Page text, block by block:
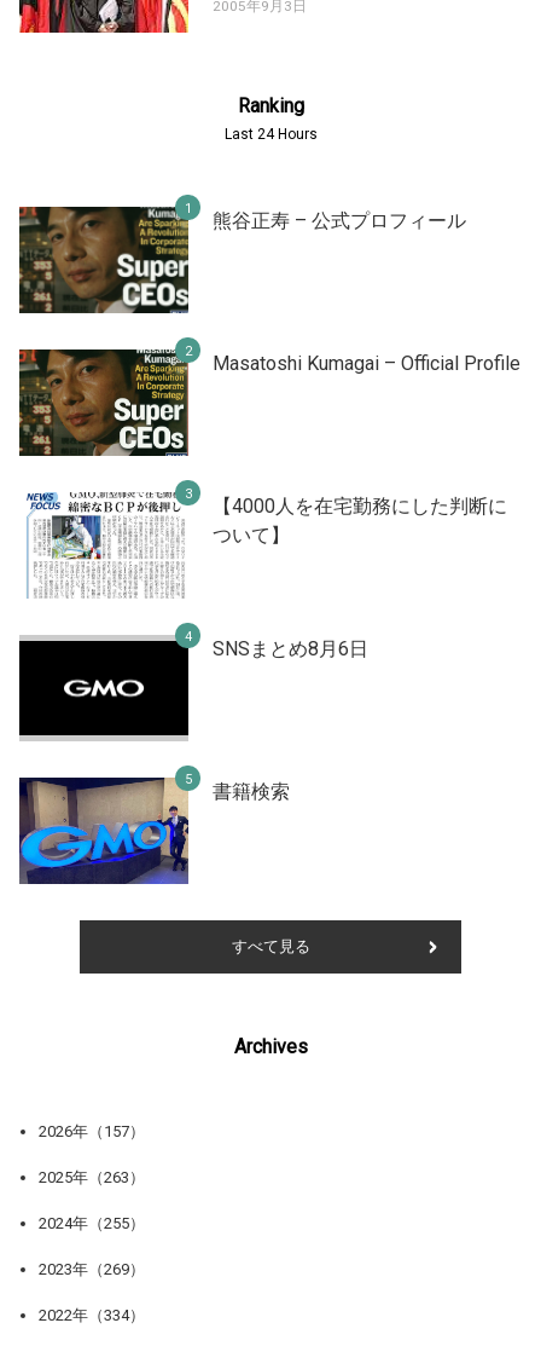
2005年9月3日
Ranking
Last 24 Hours
熊谷正寿 – 公式プロフィール
Masatoshi Kumagai – Official Profile
【4000人を在宅勤務にした判断に
ついて】
SNSまとめ8月6日
書籍検索
すべて見る
Archives
2026年（157）
2025年（263）
2024年（255）
2023年（269）
2022年（334）